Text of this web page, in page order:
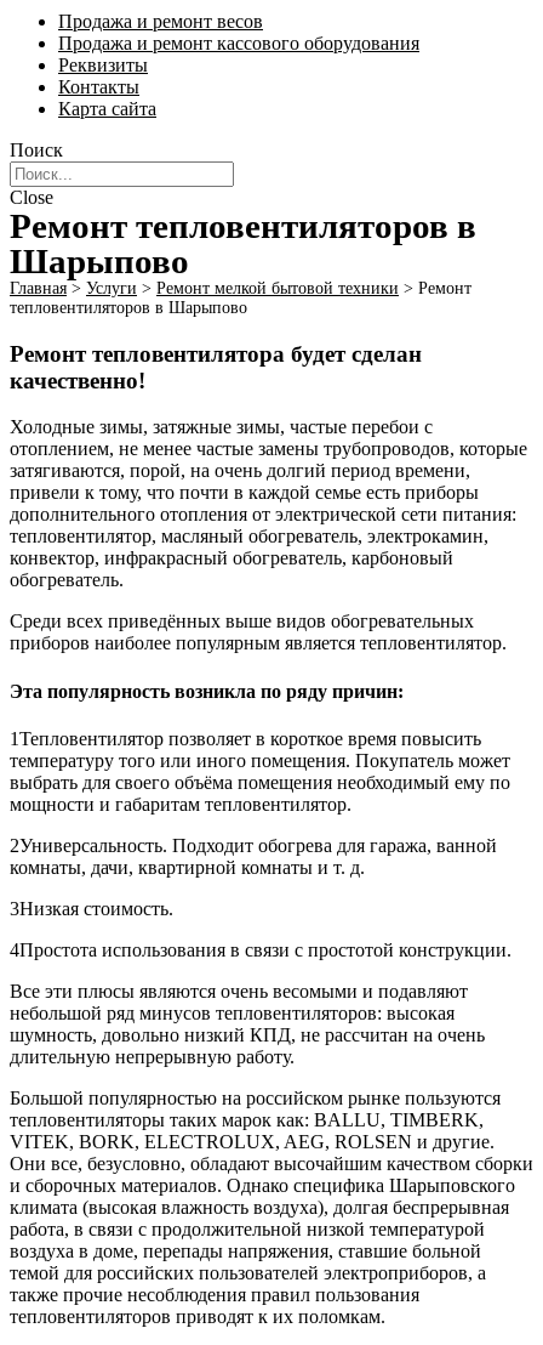
Продажа и ремонт весов
Продажа и ремонт кассового оборудования
Реквизиты
Контакты
Карта сайта
Поиск
Close
Ремонт тепловентиляторов в
Шарыпово
Главная > Услуги > Ремонт мелкой бытовой техники > Ремонт
тепловентиляторов в Шарыпово
Ремонт тепловентилятора будет сделан
качественно!
Холодные зимы, затяжные зимы, частые перебои с
отоплением, не менее частые замены трубопроводов, которые
затягиваются, порой, на очень долгий период времени,
привели к тому, что почти в каждой семье есть приборы
дополнительного отопления от электрической сети питания:
тепловентилятор, масляный обогреватель, электрокамин,
конвектор, инфракрасный обогреватель, карбоновый
обогреватель.
Среди всех приведённых выше видов обогревательных
приборов наиболее популярным является тепловентилятор.
Эта популярность возникла по ряду причин:
1Тепловентилятор позволяет в короткое время повысить
температуру того или иного помещения. Покупатель может
выбрать для своего объёма помещения необходимый ему по
мощности и габаритам тепловентилятор.
2Универсальность. Подходит обогрева для гаража, ванной
комнаты, дачи, квартирной комнаты и т. д.
3Низкая стоимость.
4Простота использования в связи с простотой конструкции.
Все эти плюсы являются очень весомыми и подавляют
небольшой ряд минусов тепловентиляторов: высокая
шумность, довольно низкий КПД, не рассчитан на очень
длительную непрерывную работу.
Большой популярностью на российском рынке пользуются
тепловентиляторы таких марок как: BALLU, TIMBERK,
VITEK, BORK, ELECTROLUX, AEG, ROLSEN и другие.
Они все, безусловно, обладают высочайшим качеством сборки
и сборочных материалов. Однако специфика Шарыповского
климата (высокая влажность воздуха), долгая беспрерывная
работа, в связи с продолжительной низкой температурой
воздуха в доме, перепады напряжения, ставшие больной
темой для российских пользователей электроприборов, а
также прочие несоблюдения правил пользования
тепловентиляторов приводят к их поломкам.